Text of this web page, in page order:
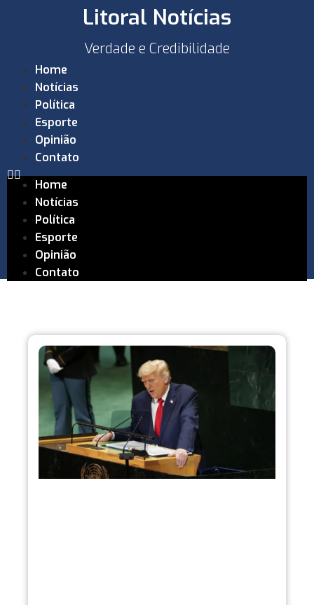
Litoral Notícias
Verdade e Credibilidade
Home
Notícias
Política
Esporte
Opinião
Contato
Home
Notícias
Política
Esporte
Opinião
Contato